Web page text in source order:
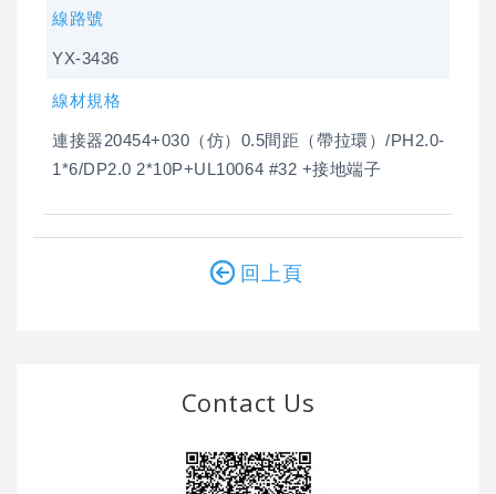
線路號
YX-3436
線材規格
連接器20454+030（仿）0.5間距（帶拉環）/PH2.0-
1*6/DP2.0 2*10P+UL10064 #32 +接地端子
回上頁
Contact Us